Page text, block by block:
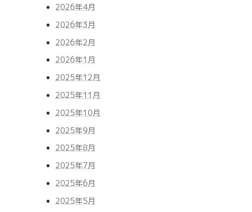
2026年4月
2026年3月
2026年2月
2026年1月
2025年12月
2025年11月
2025年10月
2025年9月
2025年8月
2025年7月
2025年6月
2025年5月